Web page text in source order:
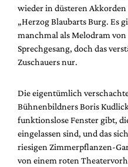
wieder in düsteren
„Herzog Blaubarts Burg. Es
manchmal als Melodram
Sprechgesang, doch das
Zuschauers nur.
Die eigentümlich
Bühnenbildners Boris Kudlic
funktionslose Fenster gibt,
eingelassen sind, und das
riesigen Zimmerpflanzen-
von einem roten